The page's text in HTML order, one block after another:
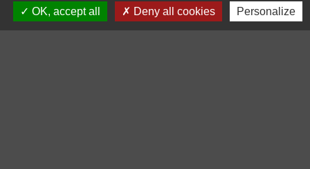
OK, accept all
Deny all cookies Personalize